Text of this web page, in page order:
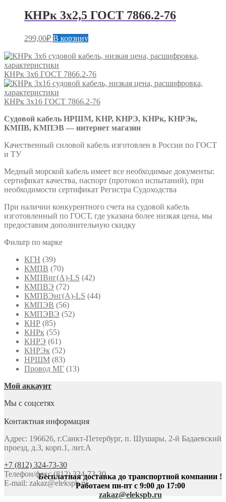
КНРк 3х2,5 ГОСТ 7866.2-76
299,00₽ В корзину
КНРк 3х6 ГОСТ 7866.2-76
КНРк 3х16 ГОСТ 7866.2-76
Судовой кабель НРШМ, КНР, КНРЭ, КНРк, КНРЭк,
КМПВ, КМПЭВ — интернет магазин
Качественный силовой кабель изготовлен в России по ГОСТ
и ТУ
Медный морской кабель имеет все необходимые документы:
сертификат качества, паспорт (протокол испытаний), при
необходимости сертификат Регистра Судоходства
При наличии конкурентного счета на судовой кабель
изготовленный по ГОСТ, где указана более низкая цена, мы
предоставим дополнительную скидку
Фильтр по марке
КГН (39)
КМПВ (70)
КМПВнг(А)-LS (42)
КМПВЭ (72)
КМПВЭнг(А)-LS (44)
КМПЭВ (56)
КМПЭВЭ (52)
КНР (85)
КНРк (55)
КНРЭ (61)
КНРЭк (52)
НРШМ (83)
Провод МГ (13)
Мой аккаунт
Мы с соцсетях
Контактная информация
Адрес: 196626, г.Санкт-Петербург, п. Шушары, 2-й Бадаевский
проезд, д.3, корп.1, лит.А
+7 (812) 324-73-30
Телефон/факс (812) 324-73-30
E-mail: zakaz@elekspb.ru
Бесплатная доставка до транспортной компании !
Работаем пн-пт с 9:00 до 17:00
zakaz@elekspb.ru